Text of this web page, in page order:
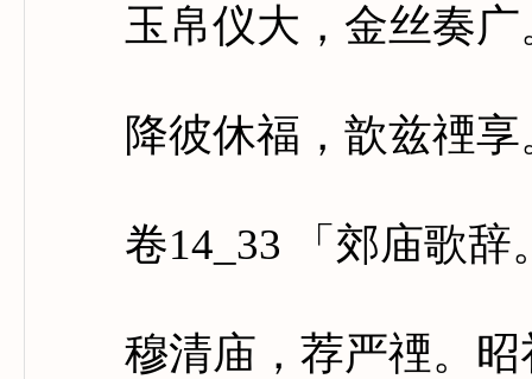
玉帛仪大，金丝奏广
降彼休福，歆兹禋享
卷14_33 「郊庙歌辞
穆清庙，荐严禋。昭